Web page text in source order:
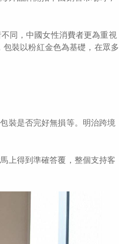
同，中國女性消費者更為重視
裝以粉紅金色為基礎，在眾多
裝是否完好無損等。明治跨境
上得到準確答覆，整個支持客